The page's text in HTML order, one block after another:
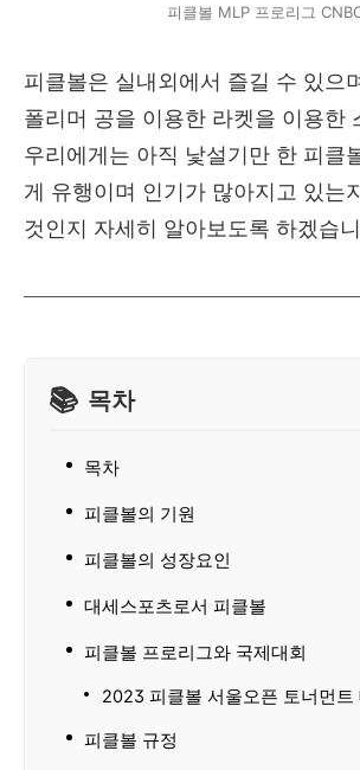
피클볼 MLP 프로리그
피클볼은 실내외에서 즐길 수 있으
폴리머 공을 이용한 라켓을 이용한
우리에게는 아직 낯설기만 한 피클
게 유행이며 인기가 많아지고 있는
것인지 자세히 알아보도록 하겠습
목차
목차
피클볼의 기원
피클볼의 성장요인
대세스포츠로서 피클볼
피클볼 프로리그와 국제대회
2023 피클볼 서울오픈 토너먼트
피클볼 규정